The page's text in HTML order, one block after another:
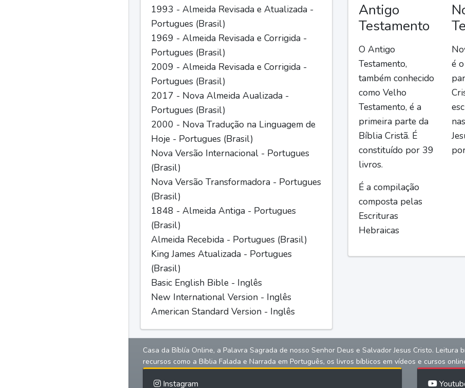
1993 - Almeida Revisada e Atualizada -
Portugues (Brasil)
1969 - Almeida Revisada e Corrigida -
Portugues (Brasil)
2009 - Almeida Revisada e Corrigida -
Portugues (Brasil)
2017 - Nova Almeida Aualizada -
Portugues (Brasil)
2000 - Nova Tradução na Linguagem de
Hoje - Portugues (Brasil)
Nova Versão Internacional - Portugues
(Brasil)
Nova Versão Transformadora - Portugues
(Brasil)
1848 - Almeida Antiga - Portugues
(Brasil)
Almeida Recebida - Portugues (Brasil)
King James Atualizada - Portugues
(Brasil)
Basic English Bible - Inglês
New International Version - Inglês
American Standard Version - Inglês
Antigo
Testamento
O Antigo
Testamento,
também conhecido
como Velho
Testamento, é a
primeira parte da
Bíblia Cristã. É
constituído por 39
livros.
É a compilação
composta pelas
Escrituras
Hebraicas
é
Casa da Bíblía Online, a Palavra Sagrada de nosso Senhor Deus e Salvador Jesus Cristo.
recursos como a Bíblia Falada e Narrada em Português, os livros bíblicos em vídeos e cursos
Instagram